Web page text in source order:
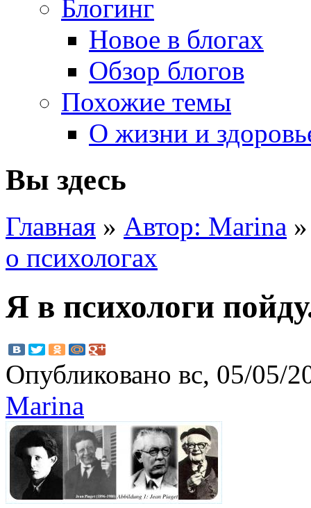
Блогинг
Новое в блогах
Обзор блогов
Похожие темы
О жизни и
Вы здесь
Главная » Автор: Marina
о психологах
Я в психологи
Опубликовано вс, 05/05/
Marinа